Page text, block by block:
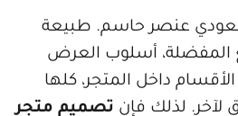
حاسم. طبيعة
أسلوب العرض
المتجر، كلها
فإن تصميم متجر